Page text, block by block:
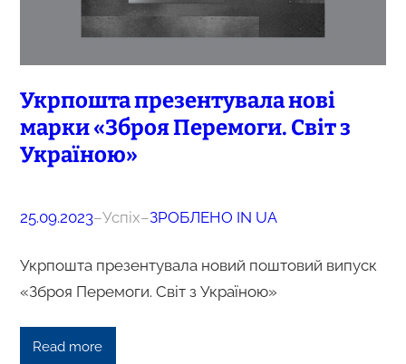
Укрпошта презентувала нові
марки «Зброя Перемоги. Світ з
Україною»
25.09.2023–Успіх–ЗРОБЛЕНО IN UA
Укрпошта презентувала новий поштовий випуск
«Зброя Перемоги. Світ з Україною»
Read more